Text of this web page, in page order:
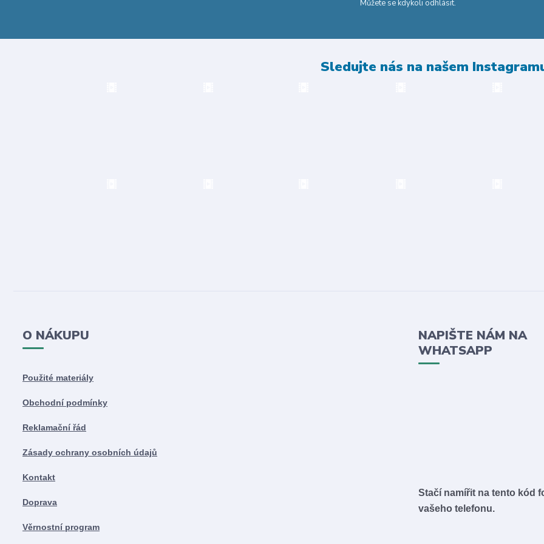
Můžete se kdykoli odhlásit.
Sledujte nás na našem
O NÁKUPU
Použité materiály
Obchodní podmínky
Reklamační řád
Zásady ochrany osobních údajů
Kontakt
Doprava
Věrnostní program
NAPIŠTE NÁM NA
WHATSAPP
Stačí namířit na tento kód
vašeho telefonu.